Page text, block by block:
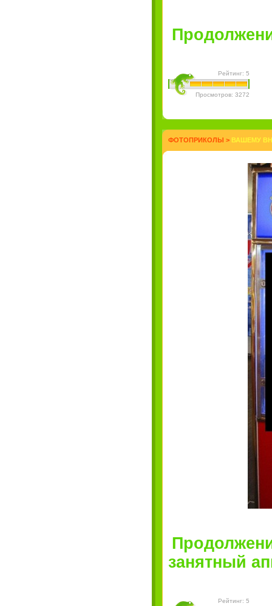
Рейтинг: 5
Просмотров: 3272
ФОТОПРИКОЛЫ > ВАШЕМУ
занятный
Рейтинг: 5